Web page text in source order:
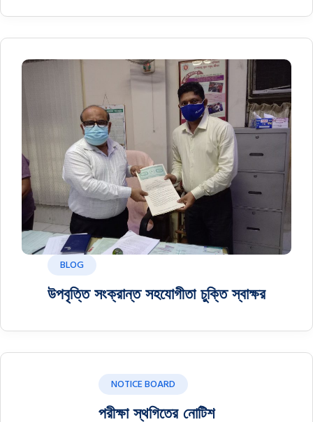
BLOG
উপবৃত্তি সংক্রান্ত সহযোগীতা চুক্তি স্বাক্ষর
NOTICE BOARD
পরীক্ষা স্থগিতের নোটিশ